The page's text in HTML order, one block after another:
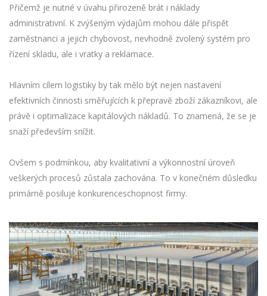
Přičemž je nutné v úvahu přirozeně brát i náklady
administrativní. K zvýšeným výdajům mohou dále přispět
zaměstnanci a jejich chybovost, nevhodně zvolený systém pro
řízení skladu, ale i vratky a reklamace.
Hlavním cílem logistiky by tak mělo být nejen nastavení
efektivních činnosti směřujících k přepravě zboží zákazníkovi, ale
právě i optimalizace kapitálových nákladů. To znamená, že se je
snaží především snížit.
Ovšem s podmínkou, aby kvalitativní a výkonnostní úroveň
veškerých procesů zůstala zachována. To v konečném důsledku
primárně posiluje konkurenceschopnost firmy.